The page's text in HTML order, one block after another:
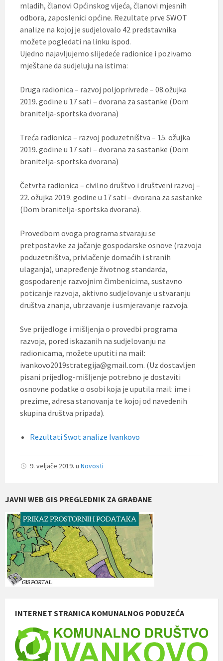
mladih, članovi Općinskog vijeća, članovi mjesnih
odbora, zaposlenici općine. Rezultate prve SWOT
analize na kojoj je sudjelovalo 42 predstavnika
možete pogledati na linku ispod.
Ujedno najavljujemo slijedeće radionice i pozivamo
mještane da sudjeluju na istima:
Druga radionica – razvoj poljoprivrede – 08.ožujka
2019. godine u 17 sati – dvorana za sastanke (Dom
branitelja-sportska dvorana)
Treća radionica – razvoj poduzetništva – 15. ožujka
2019. godine u 17 sati – dvorana za sastanke (Dom
branitelja-sportska dvorana)
Četvrta radionica – civilno društvo i društveni razvoj –
22. ožujka 2019. godine u 17 sati – dvorana za sastanke
(Dom branitelja-sportska dvorana).
Provedbom ovoga programa stvaraju se
pretpostavke za jačanje gospodarske osnove (razvoja
poduzetništva, privlačenje domaćih i stranih
ulaganja), unapređenje životnog standarda,
gospodarenje razvojnim čimbenicima, sustavno
poticanje razvoja, aktivno sudjelovanje u stvaranju
društva znanja, ubrzavanje i usmjeravanje razvoja.
Sve prijedloge i mišljenja o provedbi programa
razvoja, pored iskazanih na sudjelovanju na
radionicama, možete uputiti na mail:
ivankovo2019strategija@gmail.com. (Uz dostavljen
pisani prijedlog-mišljenje potrebno je dostaviti
osnovne podatke o osobi koja je uputila mail: ime i
prezime, adresa stanovanja te kojoj od navedenih
skupina društva pripada).
Rezultati Swot analize Ivankovo
9. veljače 2019. u Novosti
JAVNI WEB GIS PREGLEDNIK ZA GRAĐANE
INTERNET STRANICA KOMUNALNOG PODUZEĆA